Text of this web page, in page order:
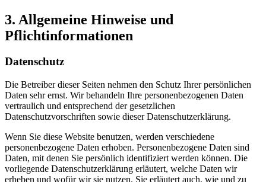
3. Allgemeine Hinweise und
Pflichtinformationen
Datenschutz
Die Betreiber dieser Seiten nehmen den Schutz Ihrer persönlichen
Daten sehr ernst. Wir behandeln Ihre personenbezogenen Daten
vertraulich und entsprechend der gesetzlichen
Datenschutzvorschriften sowie dieser Datenschutzerklärung.
Wenn Sie diese Website benutzen, werden verschiedene
personenbezogene Daten erhoben. Personenbezogene Daten sind
Daten, mit denen Sie persönlich identifiziert werden können. Die
vorliegende Datenschutzerklärung erläutert, welche Daten wir
erheben und wofür wir sie nutzen. Sie erläutert auch, wie und zu